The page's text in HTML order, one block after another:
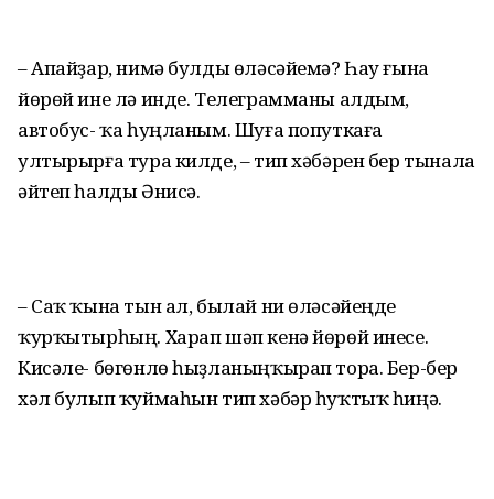
– Апайҙар, нимә булды өләсәйемә? Һау ғына
йөрөй ине лә инде. Телеграмманы алдым,
автобус- ҡа һуңланым. Шуға попуткаға
ултырырға тура килде, – тип хәбәрен бер тынала
әйтеп һалды Әнисә.
– Саҡ ҡына тын ал, былай ни өләсәйеңде
ҡурҡытырһың. Харап шәп кенә йөрөй инесе.
Кисәле- бөгөнлө һыҙланыңҡырап тора. Бер-бер
хәл булып ҡуймаһын тип хәбәр һуҡтыҡ һиңә.